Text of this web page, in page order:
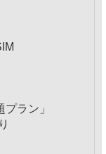
ラン」